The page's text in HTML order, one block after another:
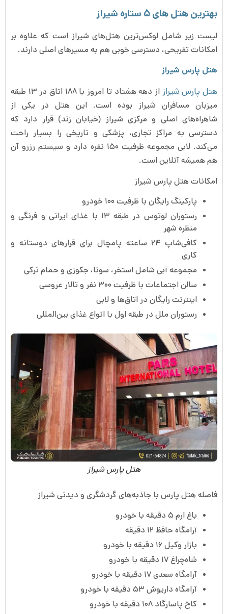
بهترین هتل های ۵ ستاره شیراز
لیست زیر شامل لوکس‌ترین هتل‌های شیراز است که علاوه بر
امکانات تفریحی، دسترسی خوبی هم به مسیرهای اصلی دارند.
هتل پارس شیراز
هتل پارس شیراز
از دهه هشتاد تا امروز با ۱۸۸ اتاق در ۱۳ طبقه
میزبان مسافران شیراز بوده است. این هتل در یکی از
شاهراه‌های اصلی و مرکزی شیراز (خیابان زند) قرار دارد که
دسترسی به مراکز تجاری، پزشکی و تاریخی را بسیار راحت
می‌کند. لابی مجموعه ظرفیت ۱۵۰ نفره دارد و سیستم رزرو آن
هم همیشه آنلاین است.
امکانات هتل پارس شیراز
پارکینگ رایگان با ظرفیت ۱۰۰ خودرو
رستوران لوتوس در طبقه ۱۳ با غذای ایرانی و فرنگی و
منظره شهر
کافی‌شاپ ۲۴ ساعته پامچال برای قرارهای دوستانه و
کاری
مجموعه آبی شامل استخر، سونا، جکوزی و حمام ترکی
سالن اجتماعات با ظرفیت ۳۰۰ نفر و تالار عروسی
اینترنت رایگان در اتاق‌ها و لابی
رستوران ملل در طبقه اول با انواع غذای بین‌المللی
هتل پارس شیراز
فاصله هتل پارس با جاذبه‌های گردشگری و دیدنی شیراز
باغ ارم ۵ دقیقه با خودرو
آرامگاه حافظ ۱۲ دقیقه
بازار وکیل ۱۶ دقیقه با خودرو
شاه‌چراغ ۱۷ دقیقه با خودرو
آرامگاه سعدی ۱۷ دقیقه با خودرو
آرامگاه داریوش ۵۳ دقیقه با خودرو
کاخ پاسارگاد ۱۰۸ دقیقه با خودرو